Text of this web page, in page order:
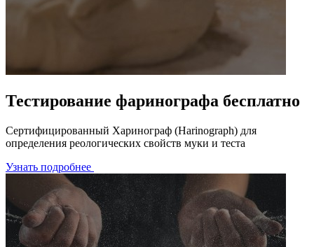
Тестирование фаринографа бесплатно
Сертифицированный Харинограф (Harinograph) для
определения реологических свойств муки и теста
Узнать подробнее